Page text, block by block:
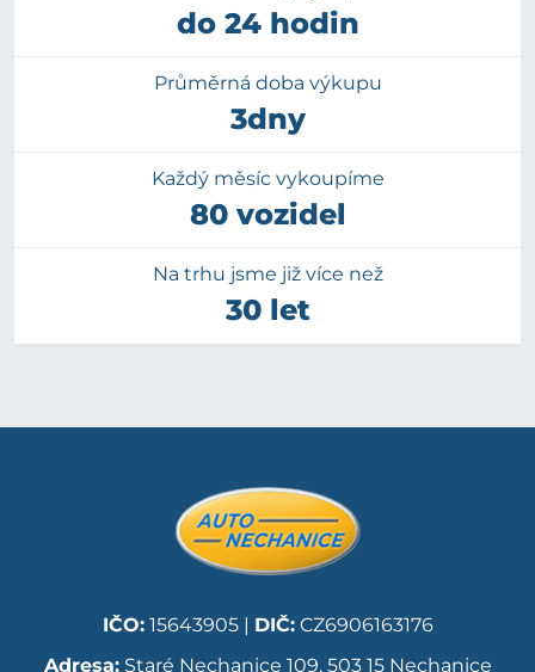
do 24 hodin
Průměrná doba výkupu
3dny
Každý měsíc vykoupíme
80 vozidel
Na trhu jsme již více než
30 let
IČO:15643905 | DIČ:CZ6906163176
Adresa:Staré Nechanice 109, 503 15 Nechanice